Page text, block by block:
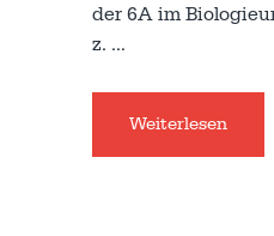
der 6A im
z. …
Weiterlesen